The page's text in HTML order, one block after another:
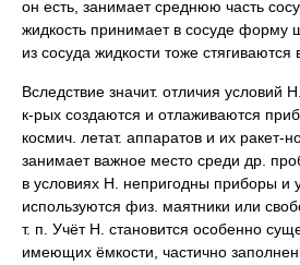
он есть, занимает среднюю часть
жидкость принимает в сосуде форму
из сосуда жидкости тоже стягиваются
Вследствие значит. отличия условий
к-рых создаются и отлаживаются
космич. летат. аппаратов и их ракет-
занимает важное место среди др.
в условиях H. непригодны приборы и
используются физ. маятники или
т. п. Учёт H. становится особенно
имеющих ёмкости, частично